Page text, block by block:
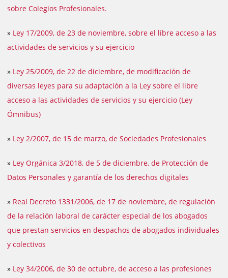
sobre Colegios Profesionales.
» Ley 17/2009, de 23 de noviembre, sobre el libre acceso a las
actividades de servicios y su ejercicio
» Ley 25/2009, de 22 de diciembre, de modificación de
diversas leyes para su adaptación a la Ley sobre el libre
acceso a las actividades de servicios y su ejercicio (Ley
Ómnibus)
» Ley 2/2007, de 15 de marzo, de Sociedades Profesionales
» Ley Orgánica 3/2018, de 5 de diciembre, de Protección de
Datos Personales y garantía de los derechos digitales
» Real Decreto 1331/2006, de 17 de noviembre, de regulación
de la relación laboral de carácter especial de los abogados
que prestan servicios en despachos de abogados individuales
y colectivos
» Ley 34/2006, de 30 de octubre, de acceso a las profesiones